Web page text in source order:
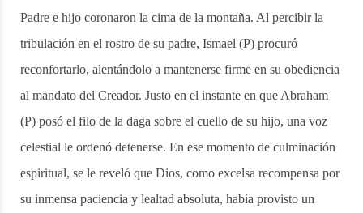
Padre e hijo coronaron la cima de la montaña. Al percibir la
tribulación en el rostro de su padre, Ismael (P) procuró
reconfortarlo, alentándolo a mantenerse firme en su obediencia
al mandato del Creador. Justo en el instante en que Abraham
(P) posó el filo de la daga sobre el cuello de su hijo, una voz
celestial le ordenó detenerse. En ese momento de culminación
espiritual, se le reveló que Dios, como excelsa recompensa por
su inmensa paciencia y lealtad absoluta, había provisto un